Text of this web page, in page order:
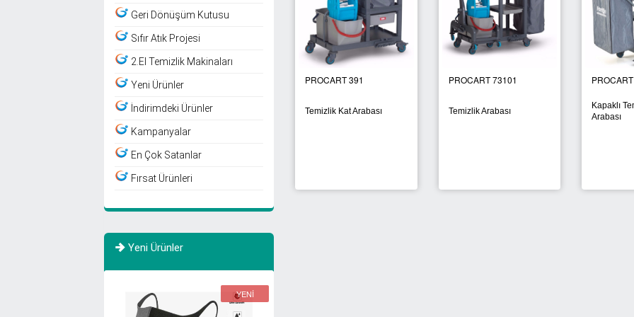
Temizlik Arabası
PROCART 311
Arabası
PROCART 384
Kapaklı Kat Arabası
Geri Dönüşüm Kutusu
Sıfır Atık Projesi
2.El Temizlik Makinaları
Yeni Ürünler
İndirimdeki Ürünler
Kampanyalar
En Çok Satanlar
Fırsat Ürünleri
Yeni Ürünler
YENİ